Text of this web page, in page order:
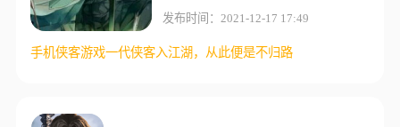
这里找到自己想要的一代侠客入江
盒子为了让玩家能够有更好的游戏体
发布时间：2021-12-17 17:49
手机侠客游戏一代侠客入江湖，从此便是不归路